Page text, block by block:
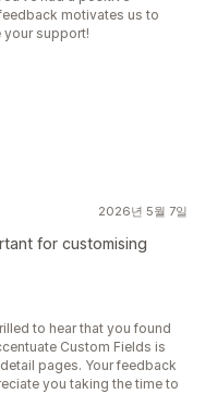
motivates us to
your support!
2026년 5월 7일
for customising
to hear that you found
Custom Fields is
pages. Your feedback
you taking the time to